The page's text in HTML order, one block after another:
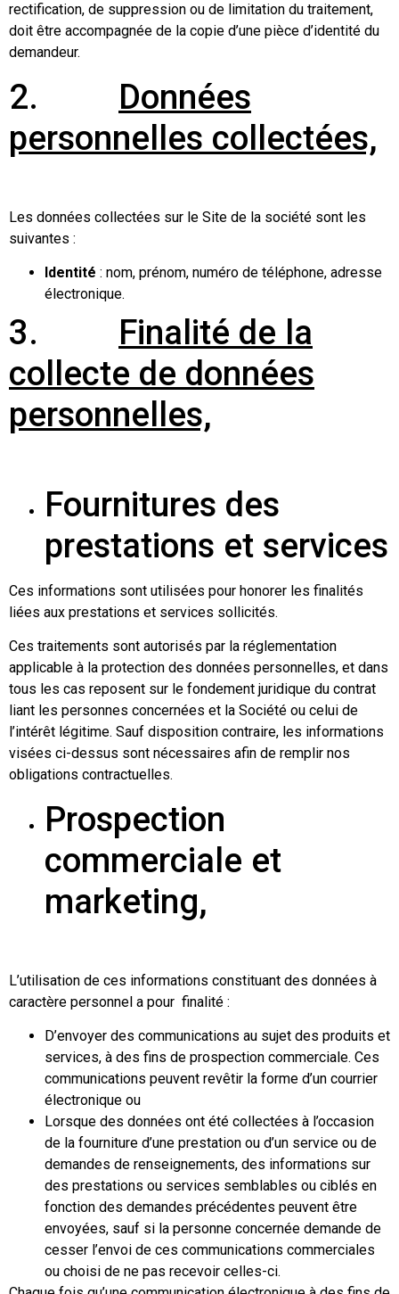
rectification, de suppression ou de limitation du traitement,
doit être accompagnée de la copie d’une pièce d’identité du
demandeur.
2. Données
personnelles collectées,
Les données collectées sur le Site de la société sont les
suivantes :
Identité : nom, prénom, numéro de téléphone, adresse
électronique.
3. Finalité de la
collecte de données
personnelles,
Fournitures des
prestations et services
Ces informations sont utilisées pour honorer les finalités
liées aux prestations et services sollicités.
Ces traitements sont autorisés par la réglementation
applicable à la protection des données personnelles, et dans
tous les cas reposent sur le fondement juridique du contrat
liant les personnes concernées et la Société ou celui de
l’intérêt légitime. Sauf disposition contraire, les informations
visées ci-dessus sont nécessaires afin de remplir nos
obligations contractuelles.
Prospection
commerciale et
marketing,
L’utilisation de ces informations constituant des données à
caractère personnel a pour finalité :
D’envoyer des communications au sujet des produits et
services, à des fins de prospection commerciale. Ces
communications peuvent revêtir la forme d’un courrier
électronique ou
Lorsque des données ont été collectées à l’occasion
de la fourniture d’une prestation ou d’un service ou de
demandes de renseignements, des informations sur
des prestations ou services semblables ou ciblés en
fonction des demandes précédentes peuvent être
envoyées, sauf si la personne concernée demande de
cesser l’envoi de ces communications commerciales
ou choisi de ne pas recevoir celles-ci.